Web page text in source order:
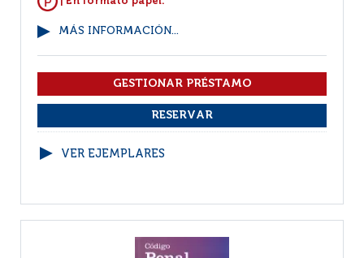
MÁS INFORMACIÓN...
VER EJEMPLARES